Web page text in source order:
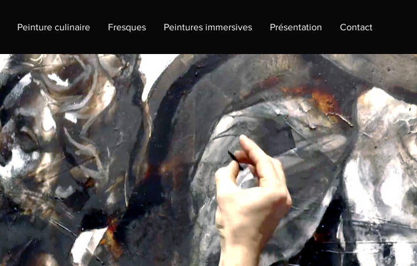
Peinture culinaire Fresques Peintures immersives Présentation Contact